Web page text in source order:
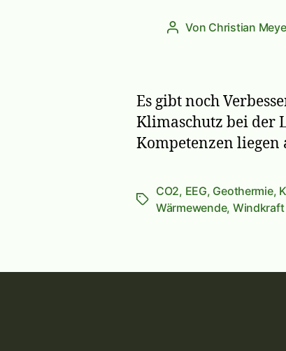
Beitragsautor
Von Christian
Es gibt noch
Klimaschutz bei der
Kompetenzen
Schlagwörter
CO2, EEG, Geothermie,
Wärmewende, Windkraft